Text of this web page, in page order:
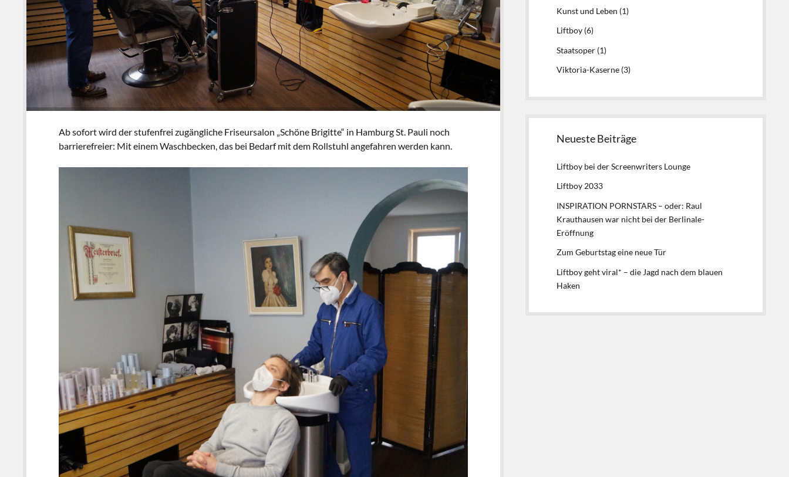
Ab sofort wird der stufenfrei zugängliche Friseursalon „Schöne Brigitte“ in Hamburg St. Pauli noch
barrierefreier: Mit einem Waschbecken, das bei Bedarf mit dem Rollstuhl angefahren werden kann.
Kunst und Leben (1)
Liftboy (6)
Staatsoper (1)
Viktoria-Kaserne (3)
Neueste Beiträge
Liftboy bei der Screenwriters Lounge
Liftboy 2033
INSPIRATION PORNSTARS – oder: Raul
Krauthausen war nicht bei der Berlinale-
Eröffnung
Zum Geburtstag eine neue Tür
Liftboy geht viral* – die Jagd nach dem blauen
Haken